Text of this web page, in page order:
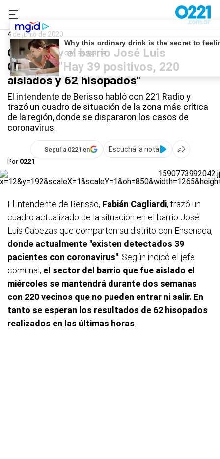
0221.com.ar
4 de junio de 2020
Cagliardi y el barrio José Luis
Cabezas: "Hay 39 positivos, 220
aislados y 62 hisopados"
El intendente de Berisso habló con 221 Radio y
trazó un cuadro de situación de la zona más crítica
de la región, donde se dispararon los casos de
coronavirus.
Seguí a 0221 en
Escuchá la nota
Por 0221
El intendente de Berisso, Fabián Cagliardi, trazó un
cuadro actualizado de la situación en el barrio José
Luis Cabezas que comparten su distrito con Ensenada,
donde actualmente "existen detectados 39
pacientes con coronavirus" . Según indicó el jefe
comunal, el sector del barrio que fue aislado el
miércoles se mantendrá durante dos semanas
con 220 vecinos que no pueden entrar ni salir. En
tanto se esperan los resultados de 62 hisopados
realizados en las últimas horas